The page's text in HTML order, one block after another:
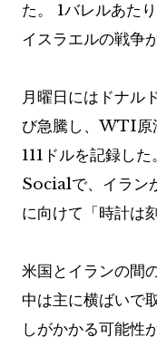
た。 1バレルあた
イスラエルの戦争
月曜日にはドナル
び急騰し、WTI原
111ドルを記録した
Socialで、イラン
に向けて「時計は
米国とイランの間
中は主に横ばいで
しがかかる可能性